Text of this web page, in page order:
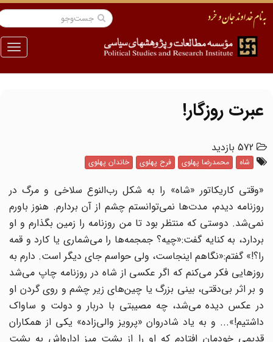
منو
عبرت روزگار!
572 بازدید
شاه محمدرضا پهلوی فرح پهلوی خاندان پهلوی
«وقتی کاریکاتور «شاه» را به شکل رب‌النوع سلاخی و مرگ در
روزنامه دیدم، مدت‌ها نمی‌توانستم چشم از آن بردارم. هنوز باورم
نمی‌شد. دوستی که منتظر بود تا من روزنامه را زمین بگذارم و او
بردارد، به کنایه گفت:«چیه؟ جمجمه‌ها را می‌شماری یا کارد و قمه
را؟!» گفتم:«نگاهم اینجاست، ولی حواسم جای دیگر است. دارم به
روزهایی فکر می‌کنم که اگر عکسی از شاه در روزنامه چاپ می‌شد
و بر اثر بی‌دقتی، بینی بزرگ یا چین‌های زیر چشم و روی گردن او
در عکس دیده می‌شد، چه مصیبتی با دربار و دولت و ساواک
داشتیم!»... و به یاد شادروان «پرویز والی‌زاده» یکی از همکاران
قدیمی خودمان افتادم که او را از پشت میز اداره‌اش به پشت